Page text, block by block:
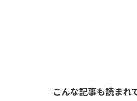
こんな記事も読まれ